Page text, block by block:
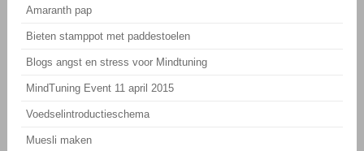
Amaranth pap
Bieten stamppot met paddestoelen
Blogs angst en stress voor Mindtuning
MindTuning Event 11 april 2015
Voedselintroductieschema
Muesli maken